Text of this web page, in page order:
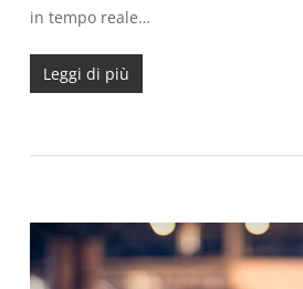
in tempo reale…
Leggi di più